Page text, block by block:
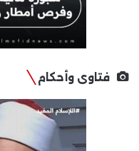
فتاوى وأحكام